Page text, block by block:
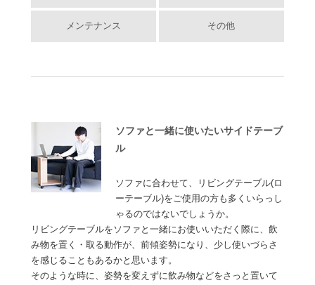
メンテナンス その他
ソファと一緒に使いたいサイドテーブ
ル
ソファに合わせて、リビングテーブル(ロ
ーテーブル)をご使用の方も多くいらっし
ゃるのではないでしょうか。
リビングテーブルをソファと一緒にお使いいただく際に、飲
み物を置く・取る動作が、前傾姿勢になり、少し使いづらさ
を感じることもあるかと思います。
そのような時に、姿勢を変えずに飲み物などをさっと置いて